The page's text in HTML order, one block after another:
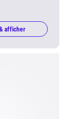
afficher